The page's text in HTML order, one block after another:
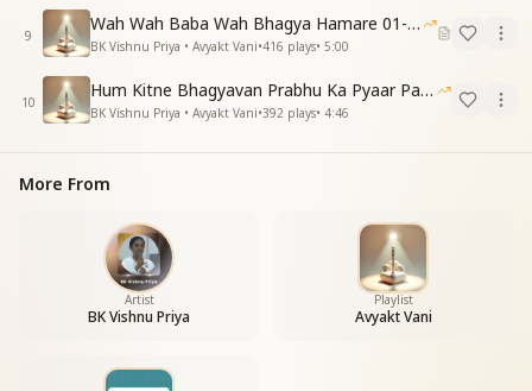
9
Wah Wah Baba Wah Bhagya Hamare 01-02-2026
BK Vishnu Priya • Avyakt Vani•416 plays• 5:00
10
Hum Kitne Bhagyavan Prabhu Ka Pyaar Paye Hai
BK Vishnu Priya • Avyakt Vani•392 plays• 4:46
More From
Artist
BK Vishnu Priya
Playlist
Avyakt Vani